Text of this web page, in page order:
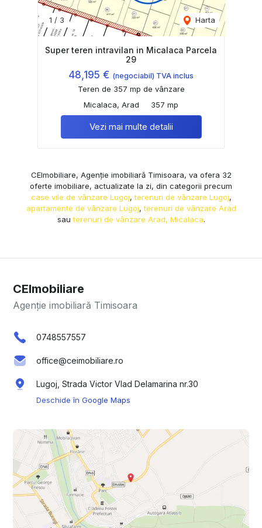
1 / 3 Harta
Super teren intravilan in Micalaca Parcela
29
48,195 € (negociabil) TVA inclus
Teren de 357 mp de vânzare
Micalaca, Arad
357 mp
Vezi mai multe detalii
CEImobiliare, Agenție imobiliară Timisoara, va ofera 32
oferte imobiliare, actualizate la zi, din categorii precum
case vile de vânzare Lugoj,terenuri de vânzare Lugoj,
apartamente de vânzare Lugoj,terenuri de vânzare Arad
sauterenuri de vânzare Arad, Micalaca.
CEImobiliare
Agenție imobiliară Timisoara
0748557557
office@ceimobiliare.ro
Lugoj, Strada Victor Vlad Delamarina nr.30
Deschide în Google Maps